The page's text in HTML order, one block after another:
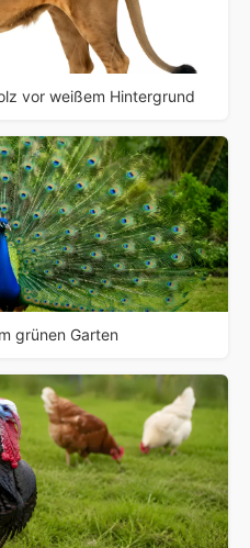
vor weißem Hintergrund
grünen Garten